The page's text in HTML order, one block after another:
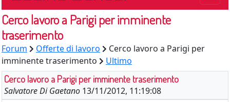
Cerco lavoro a Parigi per imminente
traserimento
Forum Offerte di lavoro
Cerco lavoro a Parigi per
imminente traserimento
Ultimo
Cerco lavoro a Parigi per imminente traserimento
Salvatore Di Gaetano 13/11/2012, 11:19:08